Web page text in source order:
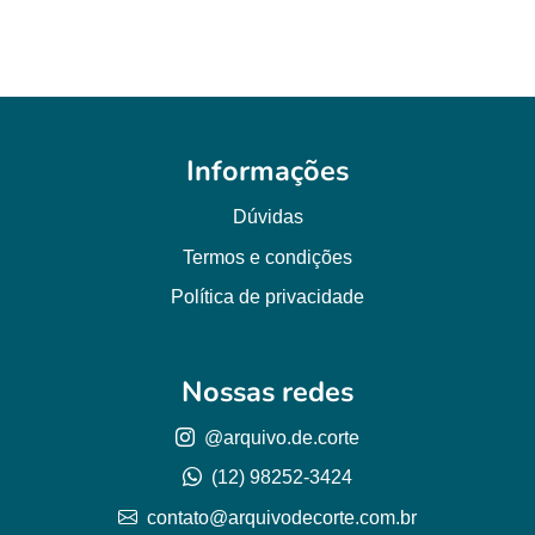
Informações
Dúvidas
Termos e condições
Política de privacidade
Nossas redes
@arquivo.de.corte
(12) 98252-3424
contato@arquivodecorte.com.br